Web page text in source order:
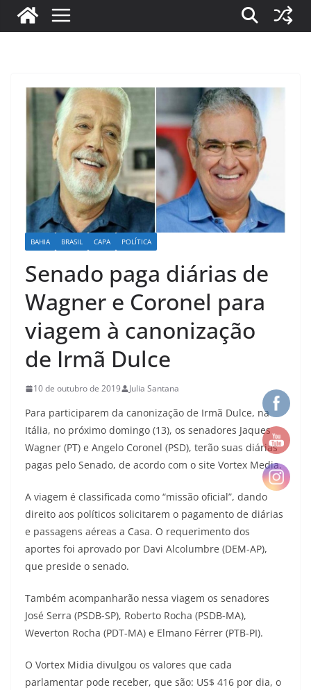
BAHIA BRASIL CAPA POLÍTICA
Senado paga diárias de
Wagner e Coronel para
viagem à canonização
de Irmã Dulce
10 de outubro de 2019 Julia Santana
Para participarem da canonização de Irmã Dulce, na
Itália, no próximo domingo (13), os senadores Jaques
Wagner (PT) e Angelo Coronel (PSD), terão suas diárias
pagas pelo Senado, de acordo com o site Vortex Media.
A viagem é classificada como “missão oficial”, dando
direito aos políticos solicitarem o pagamento de diárias
e passagens aéreas a Casa. O requerimento dos
aportes foi aprovado por Davi Alcolumbre (DEM-AP),
que preside o senado.
Também acompanharão nessa viagem os senadores
José Serra (PSDB-SP), Roberto Rocha (PSDB-MA),
Weverton Rocha (PDT-MA) e Elmano Férrer (PTB-PI).
O Vortex Midia divulgou os valores que cada
parlamentar pode receber, que são: US$ 416 por dia, o